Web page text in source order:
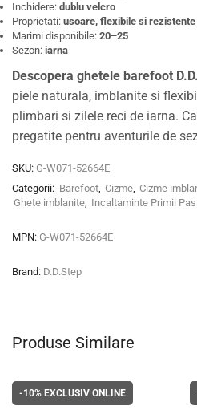
Inchidere: dublu velcro
Proprietati: usoare, flexibile si
Marimi disponibile: 20–25
Sezon: iarna
Descopera ghetele barefoot
piele naturala, imblanite si
plimbari si zilele reci de iarna.
pregatite pentru aventurile de
SKU: G-W071-52664E
Categorii: Barefoot Cizme Cizme
Ghete imblanite Incaltaminte Primii Pasi
MPN: G-W071-52664E
Brand: D.D.Step
Produse Similare
-10% EXCLUSIV ONLINE